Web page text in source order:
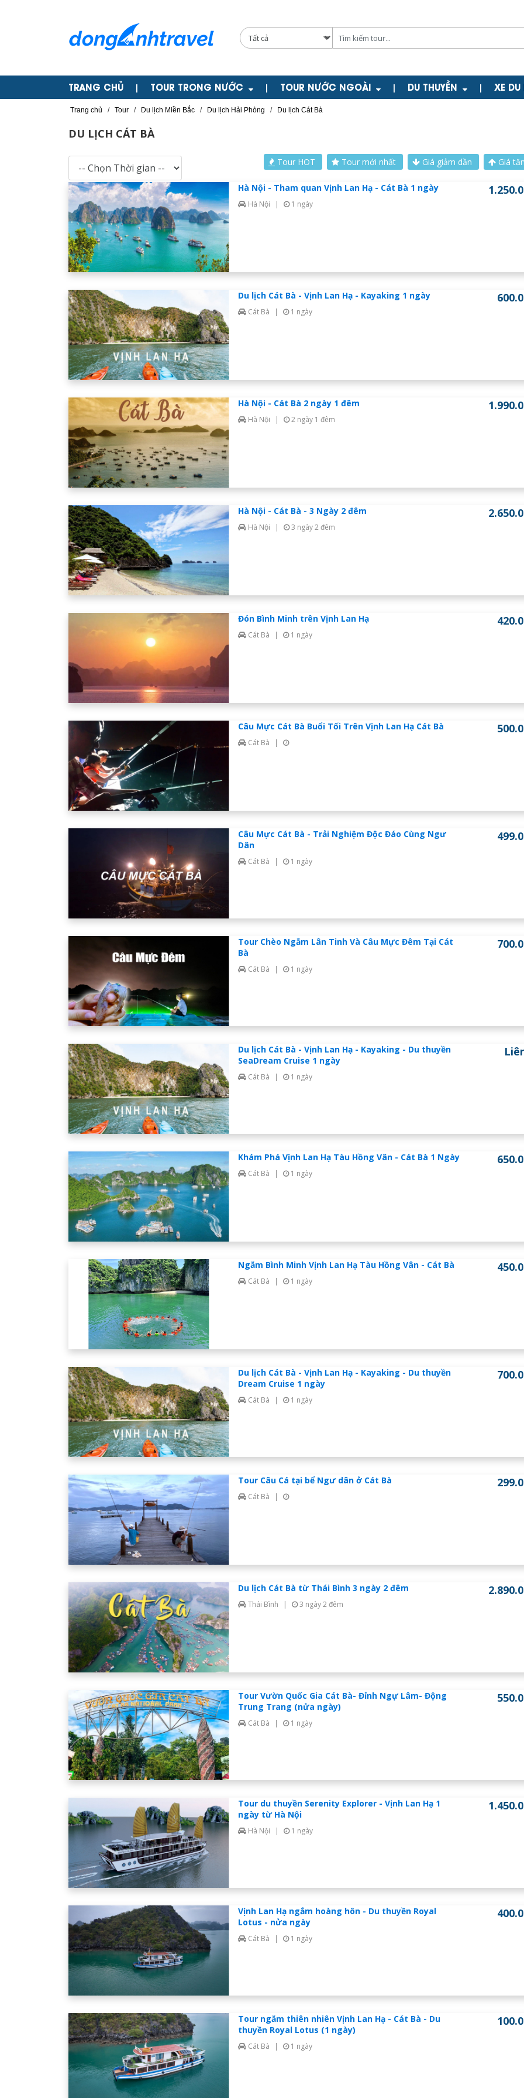
TRANG CHỦ | TOUR TRONG NƯỚC | TOUR NƯỚC NGOÀI | DU THUYỀN | XE DU
Trang chủ / Tour / Du lịch Miền Bắc / Du lịch Hải Phòng / Du lịch Cát Bà
DU LỊCH CÁT BÀ
Tour HOT Tour mới nhất Giá giảm dần Giá
Hà Nội - Tham quan Vịnh Lan Hạ - Cát Bà 1 ngày
Hà Nội | 1 ngày
Du lịch Cát Bà - Vịnh Lan Hạ - Kayaking 1 ngày
Cát Bà | 1 ngày
Hà Nội - Cát Bà 2 ngày 1 đêm
Hà Nội | 2 ngày 1 đêm
Hà Nội - Cát Bà - 3 Ngày 2 đêm
Hà Nội | 3 ngày 2 đêm
Đón Bình Minh trên Vịnh Lan Hạ
Cát Bà | 1 ngày
Câu Mực Cát Bà Buổi Tối Trên Vịnh Lan Hạ Cát Bà
Cát Bà |
Câu Mực Cát Bà - Trải Nghiệm Độc Đáo Cùng Ngư
Dân
Cát Bà | 1 ngày
Tour Chèo Ngắm Lân Tinh Và Câu Mực Đêm Tại Cát
Bà
Cát Bà | 1 ngày
Du lịch Cát Bà - Vịnh Lan Hạ - Kayaking - Du thuyền
SeaDream Cruise 1 ngày
Cát Bà | 1 ngày
Khám Phá Vịnh Lan Hạ Tàu Hồng Vân - Cát Bà 1 Ngày
Cát Bà | 1 ngày
Ngắm Bình Minh Vịnh Lan Hạ Tàu Hồng Vân - Cát Bà
Cát Bà | 1 ngày
Du lịch Cát Bà - Vịnh Lan Hạ - Kayaking - Du thuyền
Dream Cruise 1 ngày
Cát Bà | 1 ngày
Tour Câu Cá tại bể Ngư dân ở Cát Bà
Cát Bà |
Du lịch Cát Bà từ Thái Bình 3 ngày 2 đêm
Thái Bình | 3 ngày 2 đêm
Tour Vườn Quốc Gia Cát Bà- Đỉnh Ngự Lâm- Động
Trung Trang (nửa ngày)
Cát Bà | 1 ngày
Tour du thuyền Serenity Explorer - Vịnh Lan Hạ 1
ngày từ Hà Nội
Hà Nội | 1 ngày
Vịnh Lan Hạ ngắm hoàng hôn - Du thuyền Royal
Lotus - nửa ngày
Cát Bà | 1 ngày
Tour ngắm thiên nhiên Vịnh Lan Hạ - Cát Bà - Du
thuyền Royal Lotus (1 ngày)
Cát Bà | 1 ngày